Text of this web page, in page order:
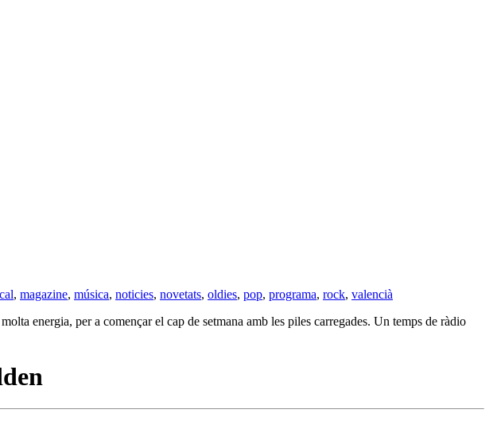
, magazine, música, noticies, novetats, oldies, pop, programa, rock, valencià
energia, per a començar el cap de setmana amb les piles carregades. Un temps de ràdio